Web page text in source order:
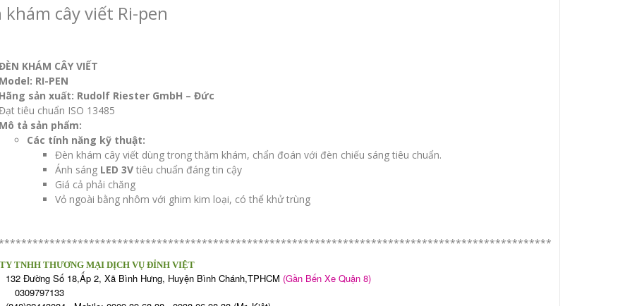
cây viết Ri-pen
KHÁM CÂY VIẾT
RI-PEN
sản xuất: Rudolf Riester GmbH – Đức
tiêu chuẩn ISO 13485
tả sản phẩm:
Các tính năng kỹ thuật:
Đèn khám cây viết dùng trong thăm khám, chẩn đoán với đèn chiếu sáng tiêu chuẩn.
Ánh sáng LED 3V tiêu chuẩn đáng tin cậy
Giá cả phải chăng
Vỏ ngoài bằng nhôm với ghim kim loại, có thể khử trùng
TNHH THƯƠNG MẠI DỊCH VỤ ĐỈNH VIỆT
Đường Số 18,Ấp 2, Xã Bình Hưng, Huyện Bình Chánh,TPHCM (Gần Bến Xe Quận 8)